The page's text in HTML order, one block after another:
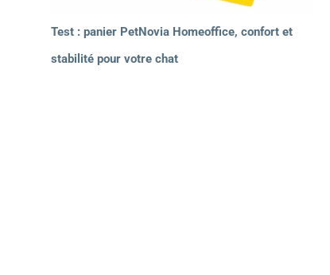
Test : panier PetNovia Homeoffice, confort et
stabilité pour votre chat